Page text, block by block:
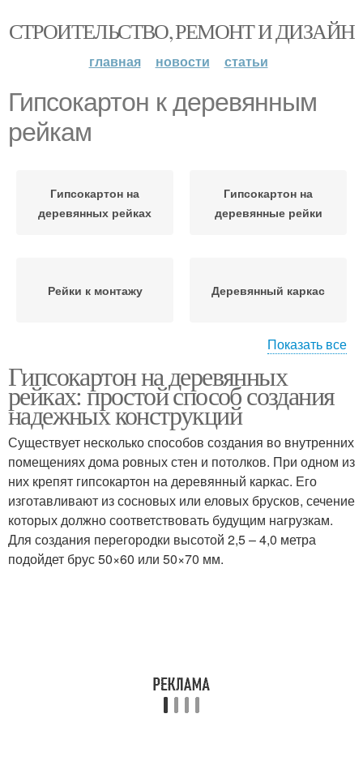
СТРОИТЕЛЬСТВО, РЕМОНТ И ДИЗАЙН
главная новости статьи
Гипсокартон к деревянным
рейкам
Гипсокартон на
деревянных рейках
Гипсокартон на
деревянные рейки
Рейки к монтажу Деревянный каркас
Рейки перед монтажом
Показать все
Гипсокартон на деревянных
рейках: простой способ создания
надежных конструкций
Существует несколько способов создания во внутренних
помещениях дома ровных стен и потолков. При одном из
них крепят гипсокартон на деревянный каркас. Его
изготавливают из сосновых или еловых брусков, сечение
которых должно соответствовать будущим нагрузкам.
Для создания перегородки высотой 2,5 – 4,0 метра
подойдет брус 50×60 или 50×70 мм.